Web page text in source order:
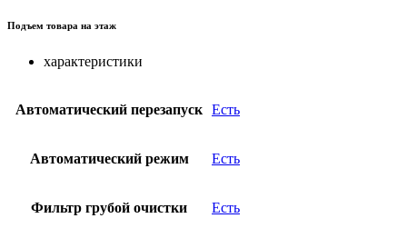
Подъем товара на этаж
характеристики
Автоматический перезапуск Есть
Автоматический режим Есть
Фильтр грубой очистки Есть